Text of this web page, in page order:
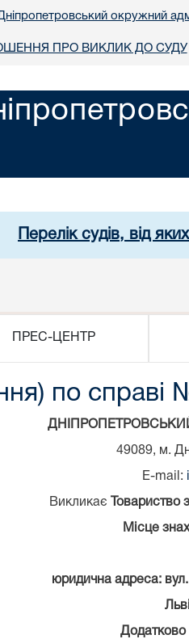
окружний
ПРО ВИКЛИК ДО СУДУ
Перелік судів, від
ПРЕС-ЦЕНТР
по
49089, м.
E-mail:
Викликає
Місце
юридична адреса:
Додатково